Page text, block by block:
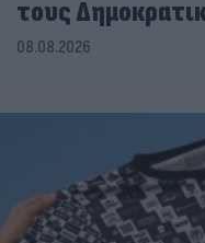
τους
08.08.2026